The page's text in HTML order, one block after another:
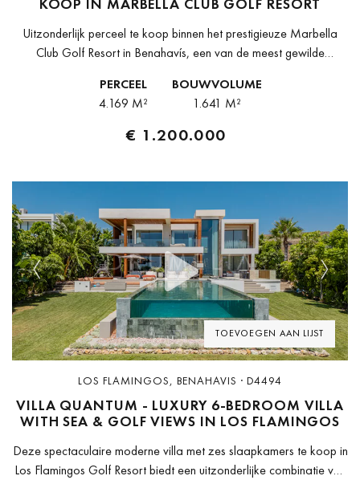
KOOP IN MARBELLA CLUB GOLF RESORT
Uitzonderlijk perceel te koop binnen het prestigieuze Marbella
Club Golf Resort in Benahavís, een van de meest gewilde
een oppervlakte van...
PERCEEL
4.169 M²
BOUWVOLUME
1.641 M²
€ 1.200.000
TOEVOEGEN AAN LIJST
Previous Next
LOS FLAMINGOS, BENAHAVIS · D4494
VILLA QUANTUM - LUXURY 6-BEDROOM VILLA
WITH SEA & GOLF VIEWS IN LOS FLAMINGOS
Deze spectaculaire moderne villa met zes slaapkamers te koop in
Los Flamingos Golf Resort biedt een uitzonderlijke combinatie van